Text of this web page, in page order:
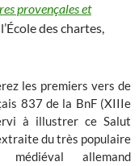
provençales et
des chartes,
les premiers vers de
837 de la BnF (XIIIe
à illustrer ce Salut
du très populaire
allemand